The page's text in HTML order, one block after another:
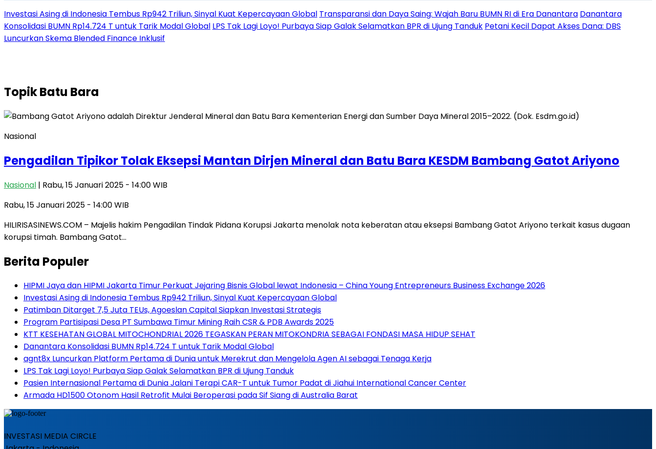
Investasi Asing di Indonesia Tembus Rp942 Triliun, Sinyal Kuat Kepercayaan Global Transparansi dan Daya Saing: Wajah Baru BUMN RI di Era Danantara Danantara
Konsolidasi BUMN Rp14.724 T untuk Tarik Modal Global LPS Tak Lagi Loyo! Purbaya Siap Galak Selamatkan BPR di Ujung Tanduk Petani Kecil Dapat Akses Dana: DBS
Luncurkan Skema Blended Finance Inklusif
TopikBatu Bara
Nasional
Pengadilan Tipikor Tolak Eksepsi Mantan Dirjen Mineral dan Batu Bara KESDM Bambang Gatot Ariyono
Nasional | Rabu, 15 Januari 2025 - 14:00 WIB
Rabu, 15 Januari 2025 - 14:00 WIB
HILIRISASINEWS.COM – Majelis hakim Pengadilan Tindak Pidana Korupsi Jakarta menolak nota keberatan atau eksepsi Bambang Gatot Ariyono terkait kasus dugaan
korupsi timah. Bambang Gatot…
Berita Populer
HIPMI Jaya dan HIPMI Jakarta Timur Perkuat Jejaring Bisnis Global lewat Indonesia – China Young Entrepreneurs Business Exchange 2026
Investasi Asing di Indonesia Tembus Rp942 Triliun, Sinyal Kuat Kepercayaan Global
Patimban Ditarget 7,5 Juta TEUs, Agoeslan Capital Siapkan Investasi Strategis
Program Partisipasi Desa PT Sumbawa Timur Mining Raih CSR & PDB Awards 2025
KTT KESEHATAN GLOBAL MITOCHONDRIAL 2026 TEGASKAN PERAN MITOKONDRIA SEBAGAI FONDASI MASA HIDUP SEHAT
Danantara Konsolidasi BUMN Rp14.724 T untuk Tarik Modal Global
agnt8x Luncurkan Platform Pertama di Dunia untuk Merekrut dan Mengelola Agen AI sebagai Tenaga Kerja
LPS Tak Lagi Loyo! Purbaya Siap Galak Selamatkan BPR di Ujung Tanduk
Pasien Internasional Pertama di Dunia Jalani Terapi CAR-T untuk Tumor Padat di Jiahui International Cancer Center
Armada HD1500 Otonom Hasil Retrofit Mulai Beroperasi pada Sif Siang di Australia Barat
INVESTASI MEDIA CIRCLE